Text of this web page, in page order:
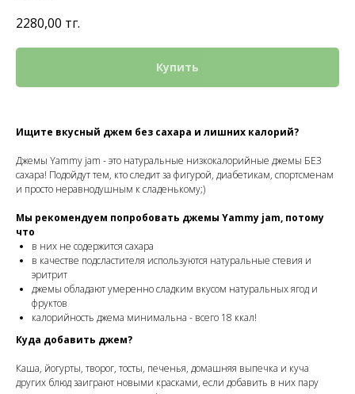
2280,00 тг.
Купить
Ищите вкусный джем без сахара и лишних калорий?
Джемы Yammy jam - это натуральные низкокалорийные джемы БЕЗ
сахара! Подойдут тем, кто следит за фигурой, диабетикам, спортсменам
и просто неравнодушным к сладенькому;)
Мы рекомендуем попробовать джемы Yammy jam, потому
что
в них не содержится сахара
в качестве подсластителя используются натуральные стевия и
эритрит
джемы обладают умеренно сладким вкусом натуральных ягод и
фруктов
калорийность джема минимальна - всего 18 ккал!
Куда добавить джем?
Каша, йогурты, творог, тосты, печенья, домашняя выпечка и куча
других блюд заиграют новыми красками, если добавить в них пару